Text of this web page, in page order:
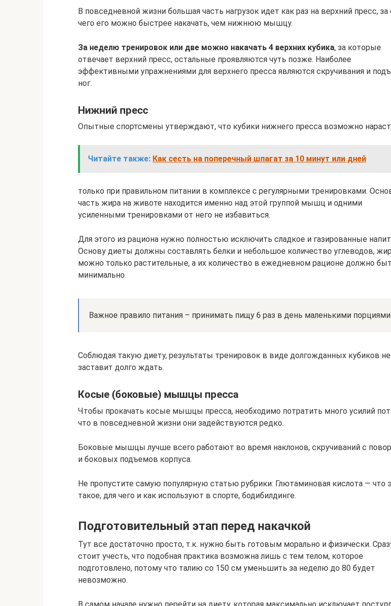
В повседневной жизни большая часть нагрузок идет как раз на верхний пресс, за
чего его можно быстрее накачать, чем нижнюю мышцу.
За неделю тренировок или две можно накачать 4 верхних кубика, за которые
отвечает верхний пресс, остальные проявляются чуть позже. Наиболее
эффективными упражнениями для верхнего пресса являются скручивания и
ног.
Нижний пресс
Опытные спортсмены утверждают, что кубики нижнего пресса возможно
Читайте также: Как сесть на поперечный шпагат за 10 минут или дней
только при правильном питании в комплексе с регулярными тренировками.
часть жира на животе находится именно над этой группой мышц и одними
усиленными тренировками от него не избавиться.
Для этого из рациона нужно полностью исключить сладкое и газированные
Основу диеты должны составлять белки и небольшое количество углеводов,
можно только растительные, а их количество в ежедневном рационе должно
минимально.
Важное правило питания – принимать пищу 6 раз в день маленькими порциями.
Соблюдая такую диету, результаты тренировок в виде долгожданных кубиков не
заставит долго ждать.
Косые (боковые) мышцы пресса
Чтобы прокачать косые мышцы пресса, необходимо потратить много усилий
что в повседневной жизни они задействуются редко.
Боковые мышцы лучше всего работают во время наклонов, скручиваний с
и боковых подъемов корпуса.
Не пропустите самую популярную статью рубрики: Глютаминовая кислота — что
такое, для чего и как используют в спорте, бодибилдинге.
Подготовительный этап перед накачкой
Тут все достаточно просто, т.к. нужно быть готовым морально и физически.
стоит учесть, что подобная практика возможна лишь с тем телом, которое
подготовлено, потому что талию со 150 см уменьшить за неделю до 80 будет
невозможно.